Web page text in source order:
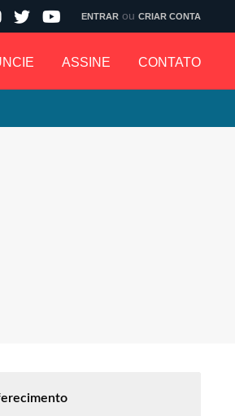
ASSINE CONTATO
ENTRAR ou CRIAR CONTA